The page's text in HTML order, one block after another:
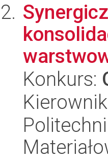
Konkurs: